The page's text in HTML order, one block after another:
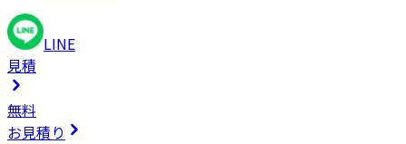
LINE
見積
無料
お見積り